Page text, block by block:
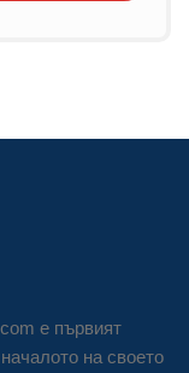
е първият
на своето